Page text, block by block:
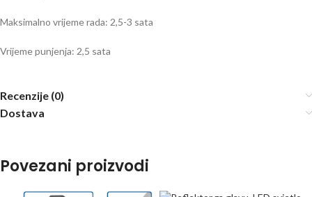
Maksimalno vrijeme rada: 2,5-3 sata
Vrijeme punjenja: 2,5 sata
Recenzije (0)
Dostava
Povezani proizvodi